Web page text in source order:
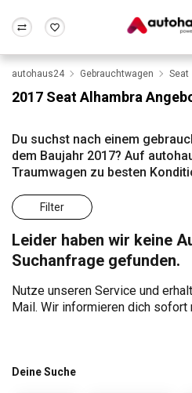
Wir bewerten dein Auto
Alle Fragen &
Rund um die
Frankfurt Wuppertal
autohaus24 Gebrauchtwagen Seat
2017 Seat Alhambra
Du suchst nach einem
dem Baujahr 2017? Auf
Traumwagen zu besten
Filter
Leider haben wir keine
Suchanfrage gefunden.
Nutze unseren Service und
Mail. Wir informieren dich sofort
Deine Suche